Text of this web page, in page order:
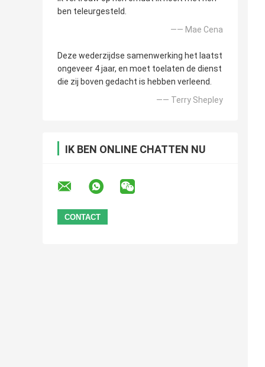
ben teleurgesteld.
—— Mae Cena
Deze wederzijdse samenwerking het laatst
ongeveer 4 jaar, en moet toelaten de dienst
die zij boven gedacht is hebben verleend.
—— Terry Shepley
IK BEN ONLINE CHATTEN NU